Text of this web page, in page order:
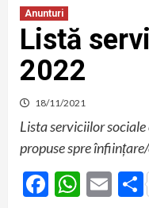
Anunturi
Listă
2022
18/11/2021
Lista serviciilor
propuse spre
Facebook